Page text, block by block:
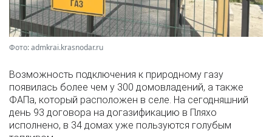
Фото: admkrai.krasnodar.ru
Возможность подключения к природному газу
появилась более чем у 300 домовладений, а также
ФАПа, который расположен в селе. На сегодняшний
день 93 договора на догазификацию в Пляхо
исполнено, в 34 домах уже пользуются голубым